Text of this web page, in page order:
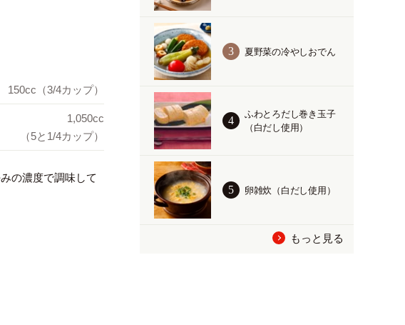
150cc（3/4カップ）
1,050cc
（5と1/4カップ）
の濃度で調味して
夏野菜の冷やしおでん
ふわとろだし巻き玉子
（白だし使用）
卵雑炊（白だし使用）
もっと見る